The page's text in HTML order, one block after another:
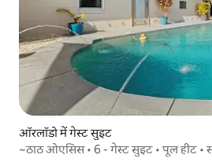
ऑरलॉडो में गेस्ट सुइट
~ठाठ ओएसिस • 6 - गेस्ट सुइट • पूल हीट •